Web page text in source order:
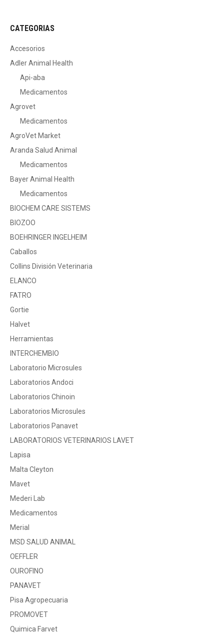
CATEGORIAS
Accesorios
Adler Animal Health
Api-aba
Medicamentos
Agrovet
Medicamentos
AgroVet Market
Aranda Salud Animal
Medicamentos
Bayer Animal Health
Medicamentos
BIOCHEM CARE SISTEMS
BIOZOO
BOEHRINGER INGELHEIM
Caballos
Collins División Veterinaria
ELANCO
FATRO
Gortie
Halvet
Herramientas
INTERCHEMBIO
Laboratorio Microsules
Laboratorios Andoci
Laboratorios Chinoin
Laboratorios Microsules
Laboratorios Panavet
LABORATORIOS VETERINARIOS LAVET
Lapisa
Malta Cleyton
Mavet
Mederi Lab
Medicamentos
Merial
MSD SALUD ANIMAL
OEFFLER
OUROFINO
PANAVET
Pisa Agropecuaria
PROMOVET
Quimica Farvet